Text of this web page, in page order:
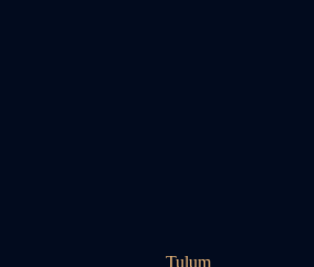
Tulum